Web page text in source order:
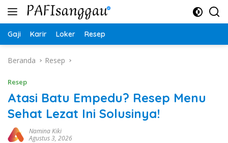
Langsung
Gaji Karir Loker Resep
Beranda Resep
Resep
Atasi Batu Empedu? Resep Menu
Sehat Lezat Ini Solusinya!
Namina Kiki
Agustus 3, 2026